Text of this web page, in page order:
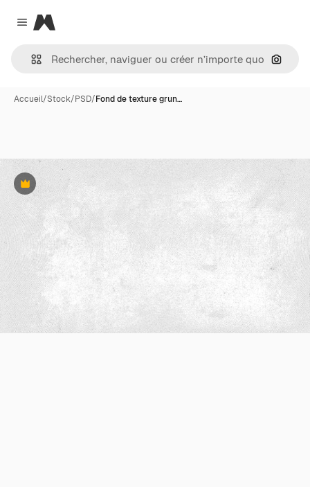
Close menu
Magnific
Accueil/Stock/PSD/Fond de texture grun…
Premium